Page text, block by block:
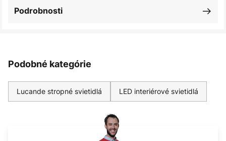
Podrobnosti
Podobné kategórie
Lucande stropné svietidlá LED interiérové svietidlá